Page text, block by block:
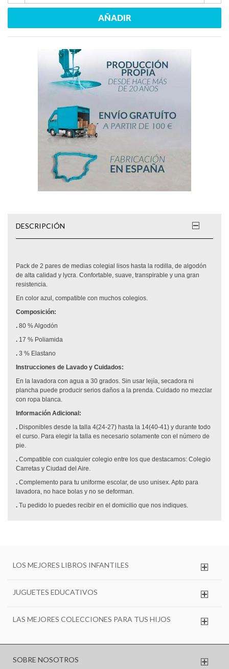
AÑADIR
DESCRIPCIÓN
Pack de 2 pares de medias colegial lisos hasta la rodilla, de algodón
de alta calidad y lycra. Confortable, suave, transpirable y una gran
resistencia.
En color azul, compatible con muchos colegios.
Composición:
.80 % Algodón
. 17 % Poliamida
.3 % Elastano
Instrucciones de Lavado y Cuidados:
En la lavadora con agua a 30 grados. Sin usar lejía, secadora ni
plancha puede producir serios daños a la prenda. Cuidado no mezclar
con ropa blanca.
Información Adicional:
. Disponibles desde la talla 4(24-27) hasta la 14(40-41) y durante todo
el curso. Para elegir la talla es necesario solamente con el número de
pie.
. Compatible con cualquier colegio entre los que destacamos: Colegio
Carretas y Ciudad del Aire.
. Complemento para tu uniforme escolar, de uso unisex. Apto para
lavadora, no hace bolas y no se deforman.
. Tu pedido lo puedes recibir en el domicilio que nos indiques.
LOS MEJORES LIBROS INFANTILES
JUGUETES EDUCATIVOS
LAS MEJORES COLECCIONES PARA TUS HIJOS
SOBRE NOSOTROS